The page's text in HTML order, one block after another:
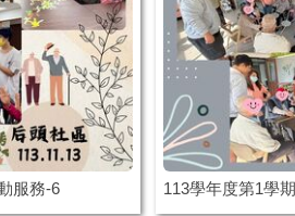
服務-6 113學年度第1學